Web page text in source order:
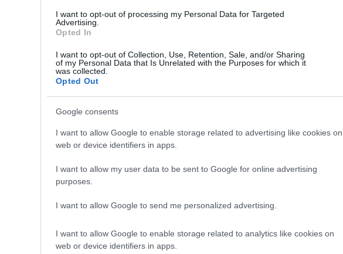
I want to opt-out of processing my Personal Data for Targeted
Advertising.
Opted In
I want to opt-out of Collection, Use, Retention, Sale, and/or Sharing
of my Personal Data that Is Unrelated with the Purposes for which it
was collected.
Opted Out
Google consents
I want to allow Google to enable storage related to advertising like cookies on
web or device identifiers in apps.
I want to allow my user data to be sent to Google for online advertising
purposes.
I want to allow Google to send me personalized advertising.
I want to allow Google to enable storage related to analytics like cookies on
web or device identifiers in apps.